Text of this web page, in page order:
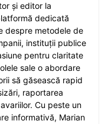
și editor la
dedicată
despre metodele de
instituții publice
pentru claritate
sale o abordare
să găsească rapid
raportarea
Cu peste un
informativă, Marian